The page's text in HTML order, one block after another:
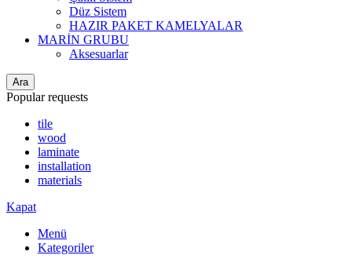
Düz Sistem
HAZIR PAKET KAMELYALAR
MARİN GRUBU
Aksesuarlar
Ara
Popular requests
tile
wood
laminate
installation
materials
Kapat
Menü
Kategoriler